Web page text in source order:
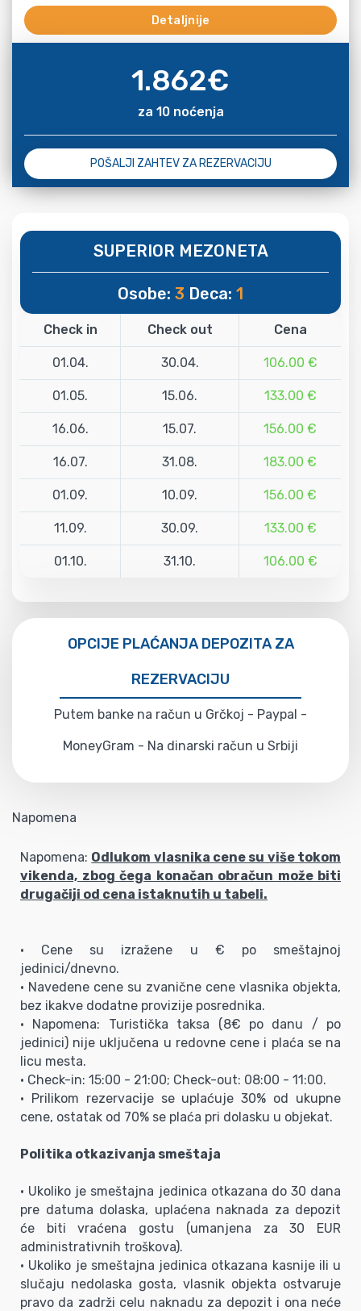
Detaljnije
1.862€
za 10 noćenja
POŠALJI ZAHTEV ZA REZERVACIJU
SUPERIOR MEZONETA
Osobe: 3 Deca: 1
Check in Check out Cena
01.04. 30.04. 106.00 €
01.05. 15.06. 133.00 €
16.06. 15.07. 156.00 €
16.07. 31.08. 183.00 €
01.09. 10.09. 156.00 €
11.09. 30.09. 133.00 €
01.10. 31.10. 106.00 €
OPCIJE PLAĆANJA DEPOZITA ZA
REZERVACIJU
Putem banke na račun u Grčkoj - Paypal -
MoneyGram - Na dinarski račun u Srbiji
Napomena
Napomena: Odlukom vlasnika cene su više tokom
vikenda, zbog čega konačan obračun može biti
drugačiji od cena istaknutih u tabeli.
• Cene su izražene u € po smeštajnoj
jedinici/dnevno.
• Navedene cene su zvanične cene vlasnika objekta,
bez ikakve dodatne provizije posrednika.
• Napomena: Turistička taksa (8€ po danu / po
jedinici) nije uključena u redovne cene i plaća se na
licu mesta.
• Check-in: 15:00 - 21:00; Check-out: 08:00 - 11:00.
• Prilikom rezervacije se uplaćuje 30% od ukupne
cene, ostatak od 70% se plaća pri dolasku u objekat.
Politika otkazivanja smeštaja
• Ukoliko je smeštajna jedinica otkazana do 30 dana
pre datuma dolaska, uplaćena naknada za depozit
će biti vraćena gostu (umanjena za 30 EUR
administrativnih troškova).
• Ukoliko je smeštajna jedinica otkazana kasnije ili u
slučaju nedolaska gosta, vlasnik objekta ostvaruje
pravo da zadrži celu naknadu za depozit i ona neće